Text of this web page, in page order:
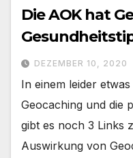
Die AOK hat
DEZEMBER 10, 2020
In einem leider
Geocaching und die
gibt es noch 3 Links
Auswirkung von